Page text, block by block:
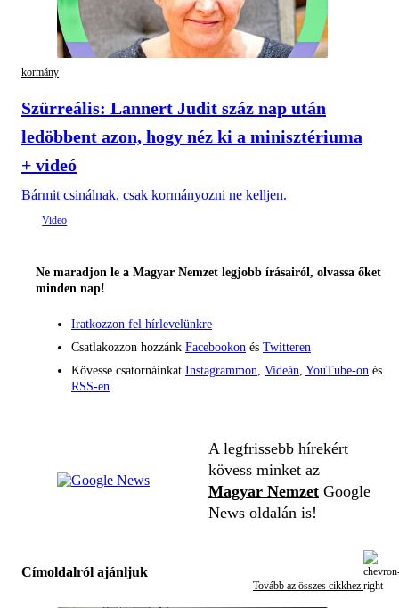
kormány
Szürreális: Lannert Judit száz nap után
ledöbbent azon, hogy néz ki a minisztériuma
+ videó
Bármit csinálnak, csak kormányozni ne kelljen.
Ne maradjon le a Magyar Nemzet legjobb írásairól, olvassa őket
minden nap!
Iratkozzon fel hírlevelünkre
Csatlakozzon hozzánk Facebookon és Twitteren
Kövesse csatornáinkat Instagrammon, Videán, YouTube-on és
RSS-en
A legfrissebb hírekért
kövess minket az
Magyar Nemzet Google
News oldalán is!
Címoldalról ajánljuk
Tovább az összes cikkhez